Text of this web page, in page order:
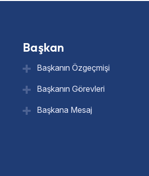
Başkan
Başkanın Özgeçmişi
Başkanın Görevleri
Başkana Mesaj